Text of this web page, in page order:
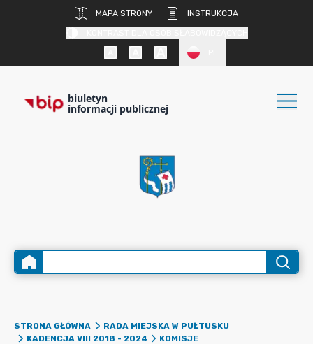
MAPA STRONY
INSTRUKCJA
biuletyn
informacji publicznej
STRONA GŁÓWNA
RADA MIEJSKA W PUŁTUSKU
KADENCJA VIII 2018 - 2024
KOMISJE